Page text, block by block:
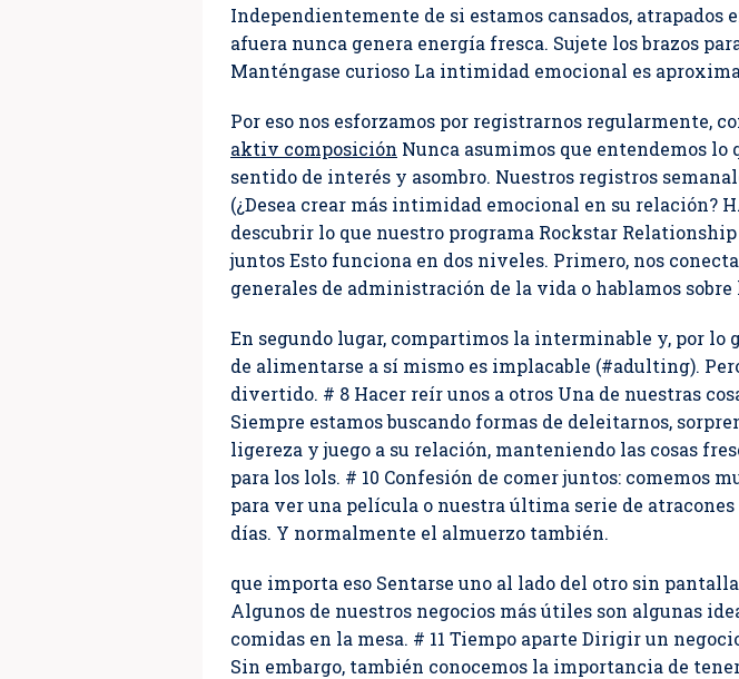
Independientemente de si estamos cansados,
afuera nunca genera energía fresca. Sujete los brazos
Manténgase curioso La intimidad emocional es
Por eso nos esforzamos por registrarnos regularmente,
aktiv composición Nunca asumimos que entendemos lo
sentido de interés y asombro. Nuestros registros
(¿Desea crear más intimidad emocional en su relación?
descubrir lo que nuestro programa Rockstar
juntos Esto funciona en dos niveles. Primero, nos
generales de administración de la vida o hablamos
En segundo lugar, compartimos la interminable y, por lo
de alimentarse a sí mismo es implacable (#adulting).
divertido. # 8 Hacer reír unos a otros Una de nuestras
Siempre estamos buscando formas de deleitarnos,
ligereza y juego a su relación, manteniendo las cosas
para los lols. # 10 Confesión de comer juntos: comemos
para ver una película o nuestra última serie de
días. Y normalmente el almuerzo también.
que importa eso Sentarse uno al lado del otro sin
Algunos de nuestros negocios más útiles son algunas
comidas en la mesa. # 11 Tiempo aparte Dirigir un
Sin embargo, también conocemos la importancia de